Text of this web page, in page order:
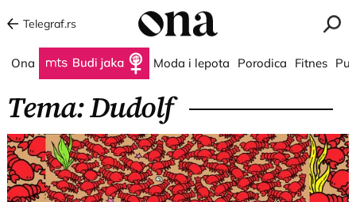
Telegraf.rs
Ona Budi jaka Moda i lepota Porodica Fitnes
Tema: Dudolf